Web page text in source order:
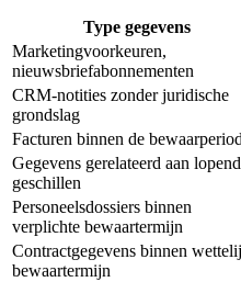
Type gegevens
Marketingvoorkeuren,
nieuwsbriefabonnementen
CRM-notities zonder juridische
grondslag
Facturen binnen de
Gegevens gerelateerd aan
geschillen
Personeelsdossiers binnen
verplichte bewaartermijn
Contractgegevens binnen
bewaartermijn